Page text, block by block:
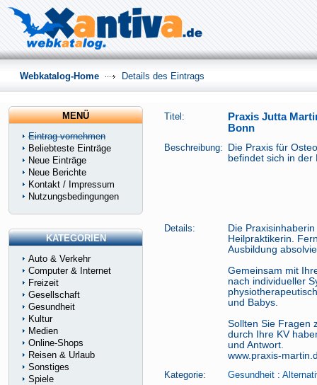
Titel:
Praxis Jutta
Bonn
Beschreibung:
Die Praxis für
befindet sich in
Details:
Die
Heilpraktikerin.
Ausbildung
Gemeinsam mit
nach individueller
und Babys.
Sollten Sie Fragen
durch Ihre KV
und Antwort.
www.praxis-
Kategorie:
Gesundheit :
Webkatalog-Home Details des Eintrags
MENÜ
Eintrag vornehmen
Beliebteste Einträge
Neue Einträge
Neue Berichte
Kontakt / Impressum
Nutzungsbedingungen
KATEGORIEN
Auto & Verkehr
Computer & Internet
Freizeit
Gesellschaft
Gesundheit
Kultur
Medien
Online-Shops
Reisen & Urlaub
Sonstiges
Spiele